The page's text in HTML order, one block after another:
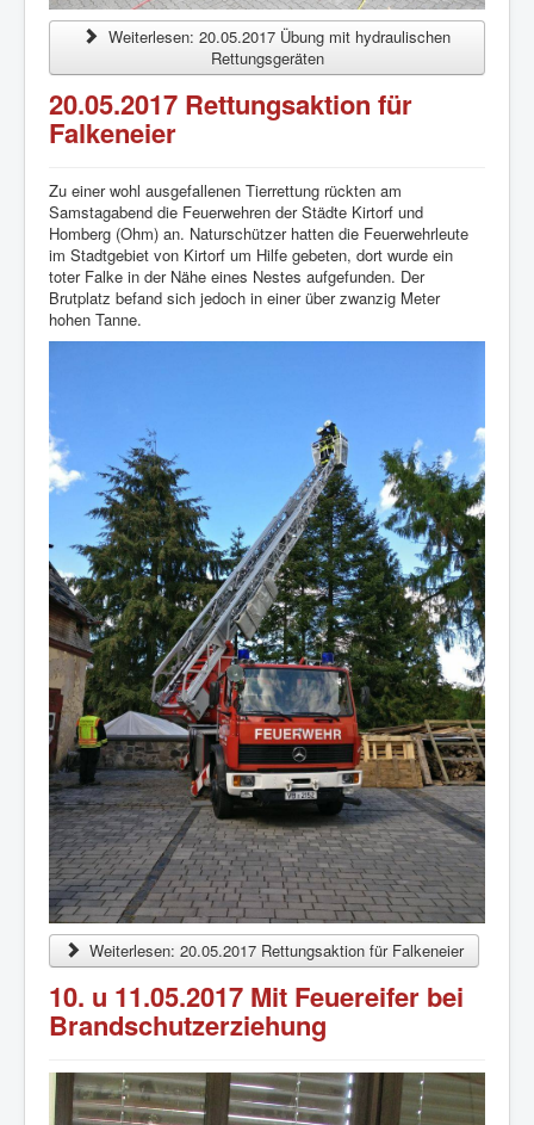
Weiterlesen: 20.05.2017 Übung mit hydraulischen
Rettungsgeräten
20.05.2017 Rettungsaktion für
Falkeneier
Zu einer wohl ausgefallenen Tierrettung rückten am
Samstagabend die Feuerwehren der Städte Kirtorf und
Homberg (Ohm) an. Naturschützer hatten die Feuerwehrleute
im Stadtgebiet von Kirtorf um Hilfe gebeten, dort wurde ein
toter Falke in der Nähe eines Nestes aufgefunden. Der
Brutplatz befand sich jedoch in einer über zwanzig Meter
hohen Tanne.
Weiterlesen: 20.05.2017 Rettungsaktion für Falkeneier
10. u 11.05.2017 Mit Feuereifer bei
Brandschutzerziehung